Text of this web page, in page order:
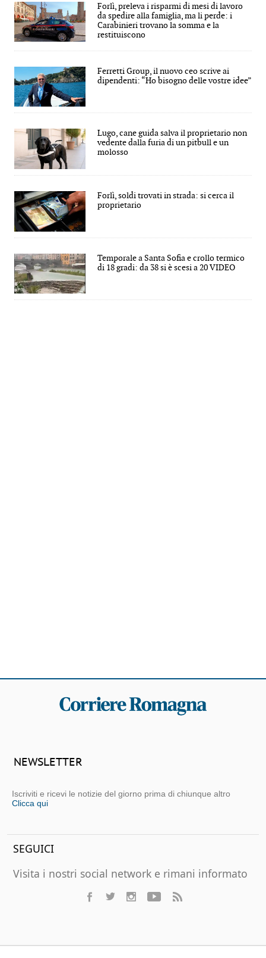
Forlì, preleva i risparmi di mesi di lavoro
da spedire alla famiglia, ma li perde: i
Carabinieri trovano la somma e la
restituiscono
Ferretti Group, il nuovo ceo scrive ai
dipendenti: “Ho bisogno delle vostre idee”
Lugo, cane guida salva il proprietario non
vedente dalla furia di un pitbull e un
molosso
Forlì, soldi trovati in strada: si cerca il
proprietario
Temporale a Santa Sofia e crollo termico
di 18 gradi: da 38 si è scesi a 20 VIDEO
NEWSLETTER
Iscriviti e ricevi le notizie del giorno prima di chiunque altro
Clicca qui
SEGUICI
Visita i nostri social network e rimani informato